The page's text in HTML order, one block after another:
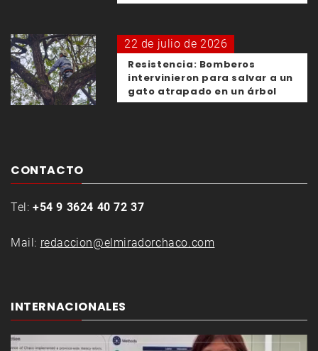
22 de julio de 2026
Resistencia: Bomberos
intervinieron para salvar a un
gato atrapado en un árbol
CONTACTO
Tel: +54 9 3624 40 72 37
Mail: redaccion@elmiradorchaco.com
INTERNACIONALES